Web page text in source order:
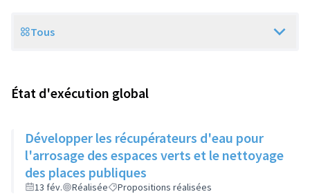
Scope
Tous
État d'exécution global
Développer les récupérateurs d'eau pour
l'arrosage des espaces verts et le nettoyage
des places publiques
13 fév. Réalisée Propositions réalisées